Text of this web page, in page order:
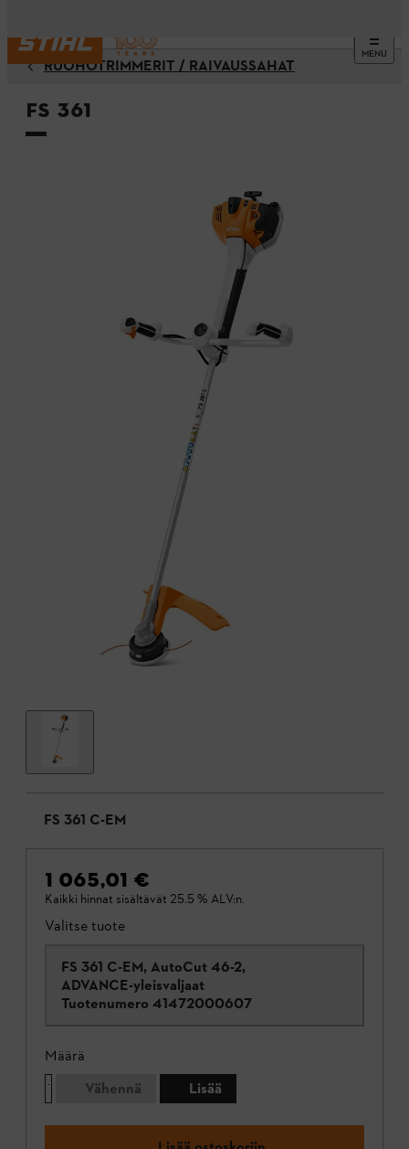
MENU
RUOHOTRIMMERIT / RAIVAUSSAHAT
FS 361
FS 361 C-EM
1 065,01 €
Kaikki hinnat sisältävät 25.5 % ALV:n.
Valitse tuote
FS 361 C-EM, AutoCut 46-2,
ADVANCE-yleisvaljaat
Tuotenumero 41472000607
Määrä
Vähennä
Lisää